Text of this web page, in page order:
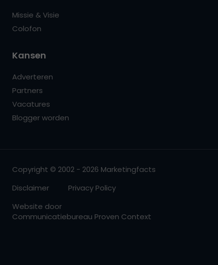
Missie & Visie
Colofon
Kansen
Adverteren
Partners
Vacatures
Blogger worden
Copyright © 2002 - 2026 Marketingfacts
Disclaimer
Privacy Policy
Website door
Communicatiebureau Proven Context